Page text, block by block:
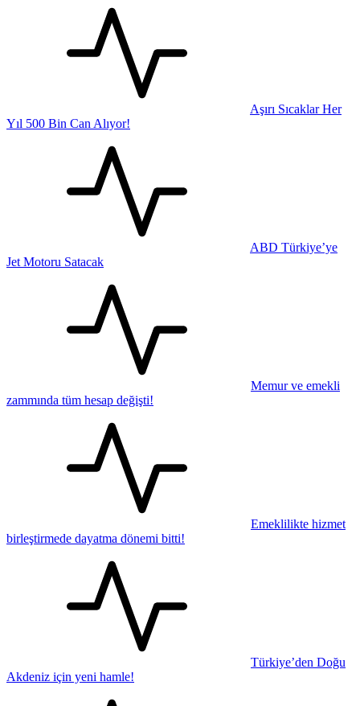
Aşırı Sıcaklar Her
Yıl 500 Bin Can Alıyor!
ABD Türkiye’ye
Jet Motoru Satacak
Memur ve emekli
zammında tüm hesap değişti!
Emeklilikte hizmet
birleştirmede dayatma dönemi bitti!
Türkiye’den Doğu
Akdeniz için yeni hamle!